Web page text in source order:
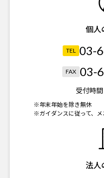
個人
TEL 03-
FAX 03-
受付時間
※年末年始を除き無休
※ガイダンスに従って、メ
法人